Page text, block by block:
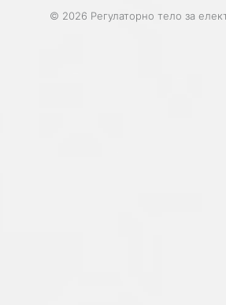
© 2026 Регулаторно тело за